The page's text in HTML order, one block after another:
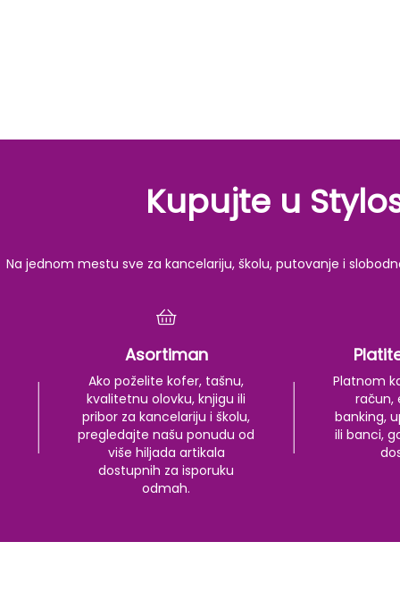
Kupujte u
Na jednom mestu sve za kancelariju, školu, putovanje i
Asortiman
Ako poželite kofer, tašnu,
kvalitetnu olovku, knjigu ili
pribor za kancelariju i školu,
pregledajte našu ponudu od
više hiljada artikala
dostupnih za isporuku
odmah.
Platnom
račun,
banking,
ili banci,